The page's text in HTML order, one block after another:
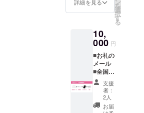
ジャ
ケット
筆サイ
ン入り)
(注)お近
くの劇
場で上
映され
ない事
があっ
ても払
い戻し
詳細を見る を
選
択
す
る
10,
000 円
■お礼の
メール
︎︎︎︎■全国共
通前売
券(自筆
サイン
入り) ︎︎︎︎■
支援
者：
2人
お届